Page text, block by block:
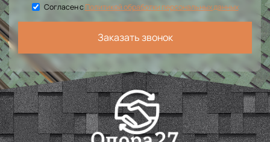
Согласен сПолитикой обработки персональных данных
Заказать звонок